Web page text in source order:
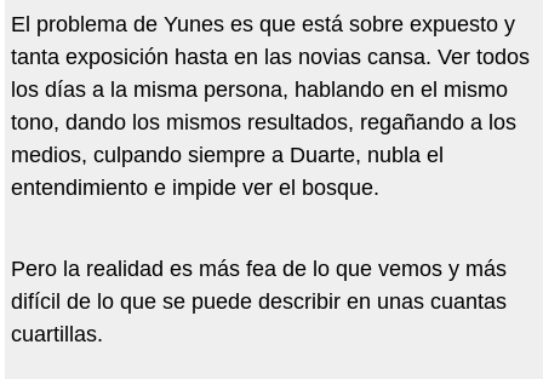
El problema de Yunes es que está sobre expuesto y
tanta exposición hasta en las novias cansa. Ver todos
los días a la misma persona, hablando en el mismo
tono, dando los mismos resultados, regañando a los
medios, culpando siempre a Duarte, nubla el
entendimiento e impide ver el bosque.
Pero la realidad es más fea de lo que vemos y más
difícil de lo que se puede describir en unas cuantas
cuartillas.